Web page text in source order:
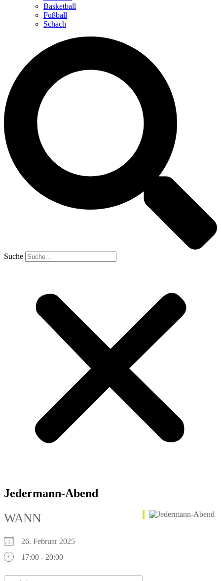
Basketball
Fußball
Schach
Suche
Jedermann-Abend
WANN
26. Februar 2025
17:00 - 20:00